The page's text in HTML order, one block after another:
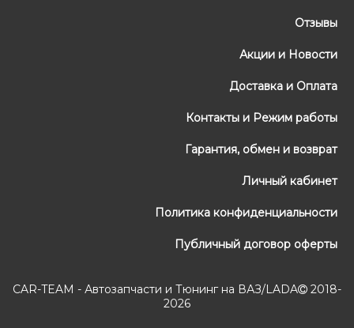
Отзывы
Акции и Новости
Доставка и Оплата
Контакты и Режим работы
Гарантия, обмен и возврат
Личный кабинет
Политика конфиденциальности
Публичный договор оферты
CAR-TEAM - Автозапчасти и Тюнинг на ВАЗ/LADA
2018-
2026